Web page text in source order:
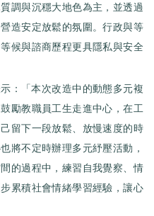
調與沉穩大地色為主，並透過
造安定放鬆的氛圍。行政與等
候與諮商歷程更具隱私與安全
：「本次改造中的動態多元複
勵教職員工生走進中心，在工
留下一段放鬆、放慢速度的時
將不定時辦理多元紓壓活動，
的過程中，練習自我覺察、情
累積社會情緒學習經驗，讓心